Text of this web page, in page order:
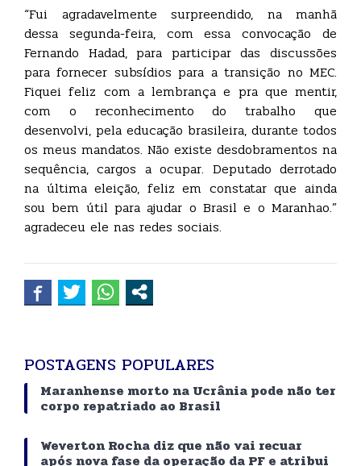
“Fui agradavelmente surpreendido, na manhã
dessa segunda-feira, com essa convocação de
Fernando Hadad, para participar das discussões
para fornecer subsídios para a transição no MEC.
Fiquei feliz com a lembrança e pra que mentir,
com o reconhecimento do trabalho que
desenvolvi, pela educação brasileira, durante todos
os meus mandatos. Não existe desdobramentos na
sequência, cargos a ocupar. Deputado derrotado
na última eleição, feliz em constatar que ainda
sou bem útil para ajudar o Brasil e o Maranhao.”
agradeceu ele nas redes sociais.
POSTAGENS POPULARES
Maranhense morto na Ucrânia pode não ter
corpo repatriado ao Brasil
Weverton Rocha diz que não vai recuar
após nova fase da operação da PF e atribui